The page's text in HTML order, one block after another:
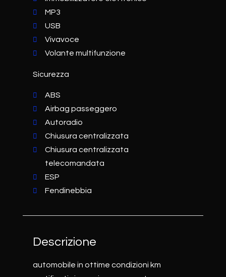
MP3
USB
Vivavoce
Volante multifunzione
Sicurezza
ABS
Airbag passeggero
Autoradio
Chiusura centralizzata
Chiusura centralizzata
telecomandata
ESP
Fendinebbia
Descrizione
automobile in ottime condizioni km